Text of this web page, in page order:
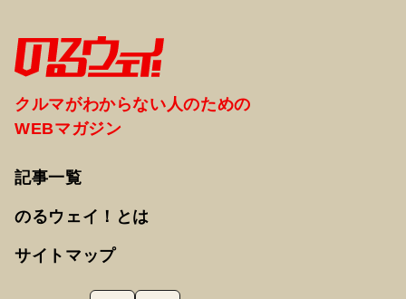
クルマがわからない人のための
WEBマガジン
記事一覧
のるウェイ！とは
サイトマップ